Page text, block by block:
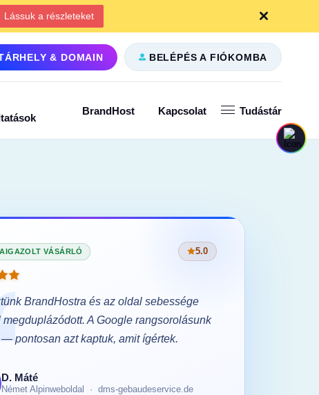
Lássuk a részleteket
& DOMAIN BELÉPÉS A FIÓKOMBA
BrandHost Kapcsolat Tudástár
VÁSÁRLÓ 5.0
BrandHostra és az oldal sebessége
megduplázódott. A Google rangsorolásunk
pontosan azt kaptuk, amit ígértek.
D. Máté
Német Alpinweboldal · dms-gebaudeservice.de